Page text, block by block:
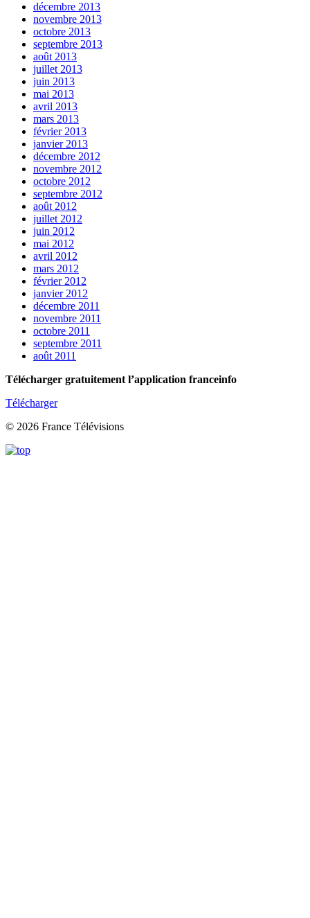
décembre 2013
novembre 2013
octobre 2013
septembre 2013
août 2013
juillet 2013
juin 2013
mai 2013
avril 2013
mars 2013
février 2013
janvier 2013
décembre 2012
novembre 2012
octobre 2012
septembre 2012
août 2012
juillet 2012
juin 2012
mai 2012
avril 2012
mars 2012
février 2012
janvier 2012
décembre 2011
novembre 2011
octobre 2011
septembre 2011
août 2011
Télécharger gratuitement l’application franceinfo
Télécharger
© 2026 France Télévisions